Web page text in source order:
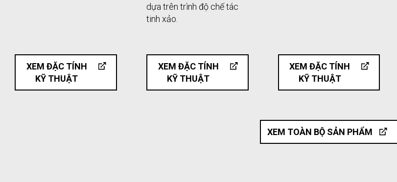
XEM ĐẶC TÍNH
KỸ THUẬT
dựa trên trình độ chế tác
tinh xảo.
XEM ĐẶC TÍNH
KỸ THUẬT
XEM ĐẶC TÍNH
KỸ THUẬT
XEM TOÀN BỘ SẢN PHẨM